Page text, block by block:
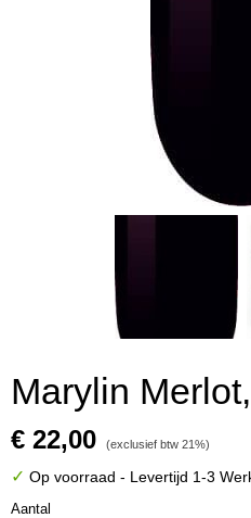
Marylin
€ 22,00 (exclusief btw 21%)
✓ Op voorraad - Levertijd 1-3
Aantal